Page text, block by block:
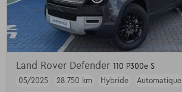
Land Rover Defender 110 P300e S
05/2025
28.750 km Hybride
Automatique